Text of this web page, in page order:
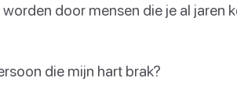
door mensen die je al jaren
die mijn hart brak?